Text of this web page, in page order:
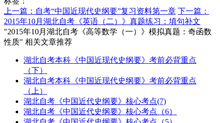
上一篇：自考“中国近现代史纲要”复习资料第一章 下一篇：
2015年10月湖北自考《英语（二）》真题练习：填句补文
"2015年10月湖北自考《高等数学（一）》模拟真题：奇函数
性质" 相关文章推荐
湖北自考本科《中国近现代史纲要》考前必背重点
（下）
湖北自考本科《中国近现代史纲要》考前必背重点
（上）
湖北自考《中国近代史纲要》核心考点(7)
湖北自考《中国近代史纲要》核心考点（6）